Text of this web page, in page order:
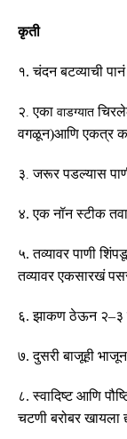
कृती
१.चंदन बटव्याची
२ .एका वाडग्यात
वगळून)आणि एकत्र
३ .जरूर पडल्यास
४.एक नॉन स्टीक
५.तव्यावर पाणी
तव्यावर एकसारखं
६.झाकण ठेऊन २–३
७.दुसरी बाजूही
८.स्वादिष्ट आणि
चटणी बरोबर खायला